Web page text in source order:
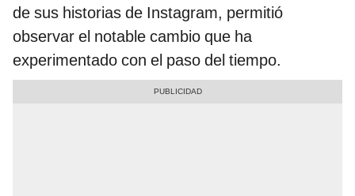
de sus historias de Instagram, permitió
observar el notable cambio que ha
experimentado con el paso del tiempo.